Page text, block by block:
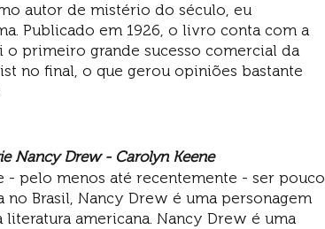
autor de mistério do século, eu
Publicado em 1926, o livro conta com a
primeiro grande sucesso comercial da
no final, o que gerou opiniões bastante
Nancy Drew - Carolyn Keene
- pelo menos até recentemente - ser pouco
no Brasil, Nancy Drew é uma personagem
literatura americana. Nancy Drew é uma